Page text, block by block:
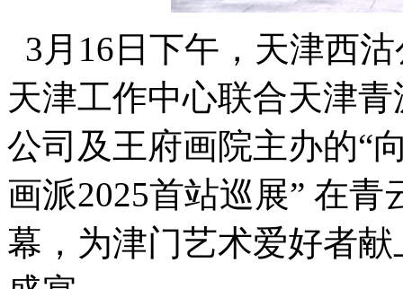
3月16日下午，天津西
天津工作中心联合天津
公司及王府画院主办的
画派2025首站巡展” 在
幕，为津门艺术爱好者